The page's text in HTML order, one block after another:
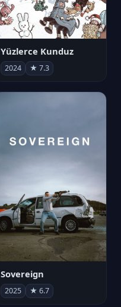
Yüzlerce Kunduz
2024 ★ 7.3
Sovereign
2025 ★ 6.7